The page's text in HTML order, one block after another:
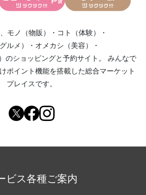
モノ（物販） ・ コト（体験）
・
ルメ）
・ オメカシ（美容）
・
のショッピングと予約サイト。
みんなで
ポイント機能を搭載した総合マーケット
プレイスです。
ビス各種ご案内